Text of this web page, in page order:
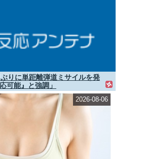
りに単距離弾道ミサイルを発
可能』と強調」
2026-08-06